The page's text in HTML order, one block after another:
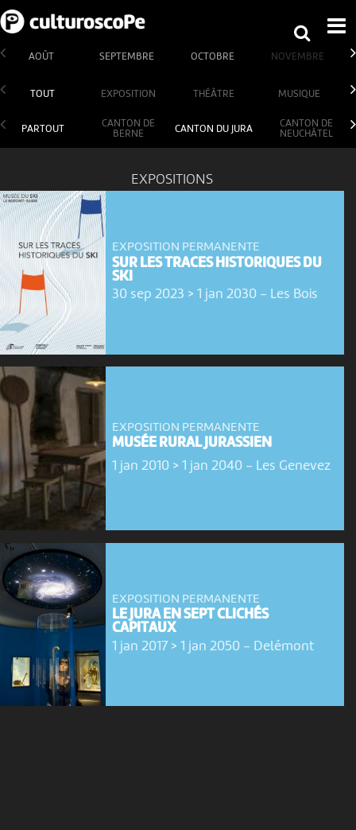
AOÛT SEPTEMBRE OCTOBRE NOVEMBRE
TOUT EXPOSITION THÉÂTRE MUSIQUE
PARTOUT
CANTON DE
BERNE
CANTON DU JURA
CANTON DE
NEUCHÂTEL
EXPOSITIONS
EXPOSITION PERMANENTE
SUR LES TRACES HISTORIQUES DU
SKI
30 sep 2023 > 1 jan 2030- Les Bois
EXPOSITION PERMANENTE
MUSÉE RURAL JURASSIEN
1 jan 2010 > 1 jan 2040- Les Genevez
EXPOSITION PERMANENTE
LE JURA EN SEPT CLICHÉS
CAPITAUX
1 jan 2017 > 1 jan 2050- Delémont